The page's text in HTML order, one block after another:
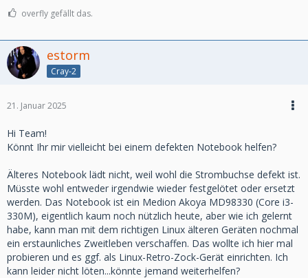
overfly gefällt das.
estorm
Cray-2
21. Januar 2025
Hi Team!
Könnt Ihr mir vielleicht bei einem defekten Notebook helfen?
Älteres Notebook lädt nicht, weil wohl die Strombuchse defekt ist.
Müsste wohl entweder irgendwie wieder festgelötet oder ersetzt
werden. Das Notebook ist ein Medion Akoya MD98330 (Core i3-
330M), eigentlich kaum noch nützlich heute, aber wie ich gelernt
habe, kann man mit dem richtigen Linux älteren Geräten nochmal
ein erstaunliches Zweitleben verschaffen. Das wollte ich hier mal
probieren und es ggf. als Linux-Retro-Zock-Gerät einrichten. Ich
kann leider nicht löten...könnte jemand weiterhelfen?